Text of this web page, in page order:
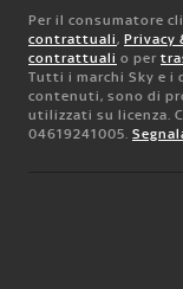
Per il consumatore
contrattuali, Privacy
contrattuali o per
Tutti i marchi Sky e
contenuti, sono di
utilizzati su licenza.
04619241005.